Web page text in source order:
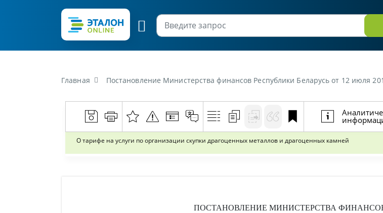
Главная Постановление Министерства финансов Республики Беларусь от 12 июля 2011 г. №56 «О
О тарифе на услуги по организации скупки драгоценных металлов и драгоценных камней
ПОСТАНОВЛЕНИЕ МИНИСТЕРСТВА